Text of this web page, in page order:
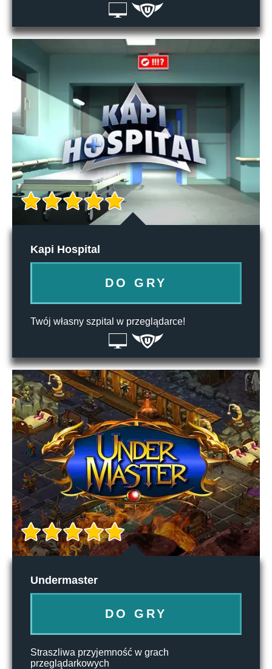
Kapi Hospital
DO GRY
Twój własny szpital w przeglądarce!
Undermaster
DO GRY
Straszliwa przyjemność w grach
przeglądarkowych